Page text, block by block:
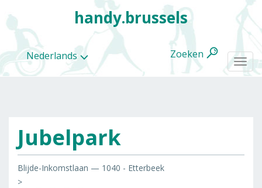
Nederlands
handy.brussels
Zoeken
Jubelpark
Blijde-Inkomstlaan — 1040 - Etterbeek
>
Alle
categorieën